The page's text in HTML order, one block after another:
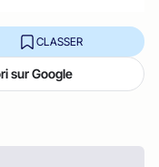
CLASSER
sur Google